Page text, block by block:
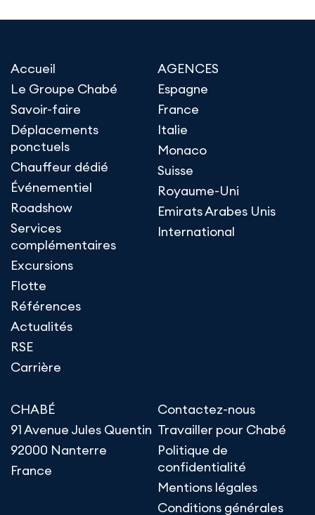
Accueil
Le Groupe Chabé
Savoir-faire
Déplacements
ponctuels
Chauffeur dédié
Événementiel
Roadshow
Services
complémentaires
Excursions
Flotte
Références
Actualités
RSE
Carrière
AGENCES
Espagne
France
Italie
Monaco
Suisse
Royaume-Uni
Emirats Arabes Unis
International
CHABÉ
91 Avenue Jules Quentin
92000 Nanterre
France
Contactez-nous
Travailler pour Chabé
Politique de
confidentialité
Mentions légales
Conditions générales